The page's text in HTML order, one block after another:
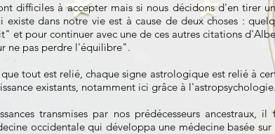
difficiles à accepter mais si nous décidons d'en tirer
dans notre vie est à cause de deux choses :
et pour continuer avec une de ces autres citations
ne pas perdre l'équilibre".
tout est relié, chaque signe astrologique est relié à
existants, notamment ici grâce à l'astropsychologie.
transmises par nos prédécesseurs ancestraux, il
occidentale qui développa une médecine basée